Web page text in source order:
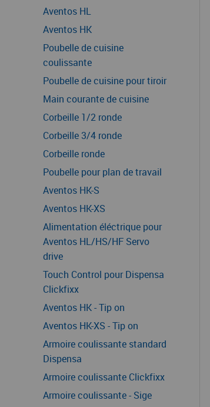
Aventos HL
Aventos HK
Poubelle de cuisine
coulissante
Poubelle de cuisine pour tiroir
Main courante de cuisine
Corbeille 1/2 ronde
Corbeille 3/4 ronde
Corbeille ronde
Poubelle pour plan de travail
Aventos HK-S
Aventos HK-XS
Alimentation éléctrique pour
Aventos HL/HS/HF Servo
drive
Touch Control pour Dispensa
Clickfixx
Aventos HK - Tip on
Aventos HK-XS - Tip on
Armoire coulissante standard
Dispensa
Armoire coulissante Clickfixx
Armoire coulissante - Sige